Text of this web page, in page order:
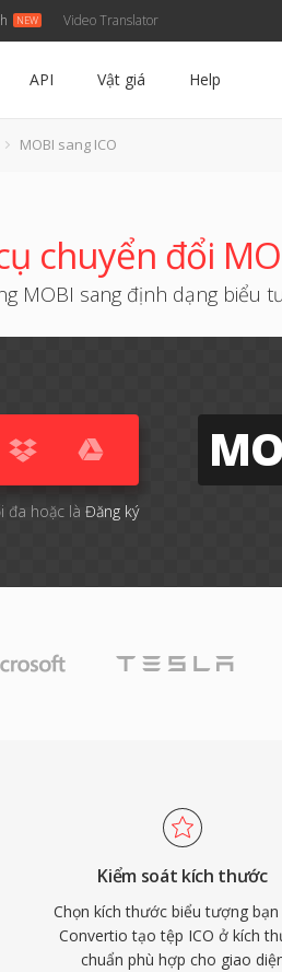
Video Translator
API Vật giá Help
MOBI sang ICO
chuyển đổi
MOBI sang định dạng biểu
đa hoặc là Đăng ký
Kiểm soát kích thước
Chọn kích thước biểu tượng bạn
Convertio tạo tệp ICO ở kích
chuẩn phù hợp cho giao